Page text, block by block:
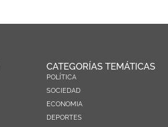
CATEGORÍAS TEMÁTICAS
POLÍTICA
SOCIEDAD
ECONOMIA
DEPORTES